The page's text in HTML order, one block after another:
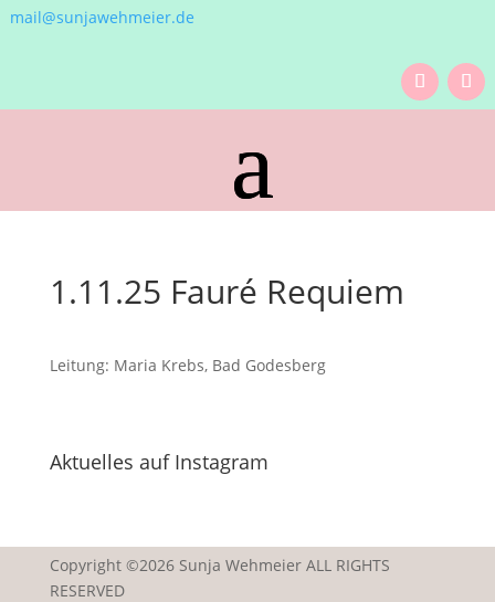
mail@sunjawehmeier.de
1.11.25 Fauré Requiem
Leitung: Maria Krebs, Bad Godesberg
Aktuelles auf Instagram
Copyright ©2026 Sunja Wehmeier ALL RIGHTS
RESERVED